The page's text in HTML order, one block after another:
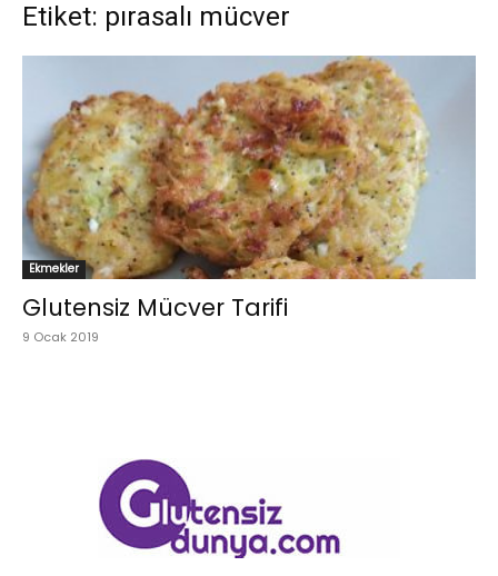
Etiket: pırasalı mücver
Ekmekler
Glutensiz Mücver Tarifi
9 Ocak 2019